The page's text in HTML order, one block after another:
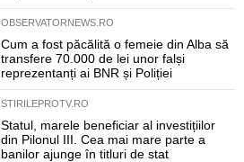
OBSERVATORNEWS.RO
Cum a fost păcălită o femeie din Alba să
transfere 70.000 de lei unor falși
reprezentanți ai BNR și Poliției
STIRILEPROTV.RO
Statul, marele beneficiar al investițiilor
din Pilonul III. Cea mai mare parte a
banilor ajunge în titluri de stat